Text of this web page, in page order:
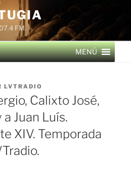
FM.
MENÚ
LVTRADIO
Calixto José,
Juan Luís.
XIV. Temporada